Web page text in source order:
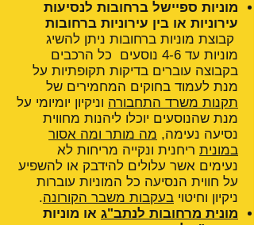
מוניות ספיישל ברחובות לנסיעות
עירוניות או בין עירוניות ברחובות
קבוצת מוניות ברחובות ניתן להשיג
מוניות עד 4-6 נוסעים כל הרכבים
בקבוצה עוברים בדיקות תקופתיות על
מנת לעמוד בחוקים המחמירים של
תקנות משרד התחבורה וניקיון יומיומי על
מנת שהנוסעים יוכלו ליהנות מחווית
נסיעה נעימה, מה מותר ומה אסור
במונית ריחנית ונקייה מריחות לא
נעימים אשר עלולים להידבק או להשפיע
על חווית הנסיעה כל המוניות עוברות
ניקיון וחיטוי בעקבות משבר הקורונה.
מונית מרחובות לנתב"ג או מוניות